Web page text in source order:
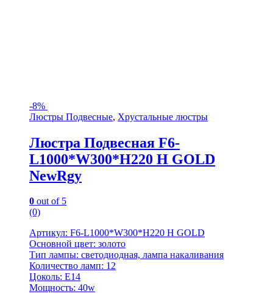
-8%
Люстры Подвесные, Хрустальные люстры
Люстра Подвесная F6-
L1000*W300*H220 H GOLD
NewRgy
0 out of 5
(0)
Артикул: F6-L1000*W300*H220 H GOLD
Основной цвет: золото
Тип лампы: светодиодная, лампа накаливания
Количество ламп: 12
Цоколь: E14
Мощность: 40w